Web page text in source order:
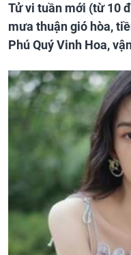
Tử vi tuần mới (từ 10
mưa thuận gió hòa,
Phú Quý Vinh Hoa,